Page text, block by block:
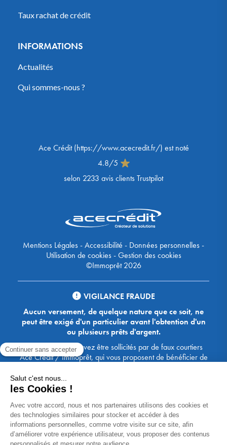
Taux rachat de crédit
INFORMATIONS
Actualités
Qui sommes-nous ?
Ace Crédit(https://www.acecredit.fr/) est noté
4.8/5
selon 2233 avis clients Trustpilot
Mentions Légales-Accessibilité - Données personnelles-
Utilisation de cookies-Gestion des cookies
©Immoprêt 2026
VIGILANCE FRAUDE
Aucun versement, de quelque nature que ce soit, ne
peut être exigé d'un particulier avant l'obtention d'un
ou plusieurs prêts d'argent.
Attention, vous pouvez être sollicités par de faux courtiers
Ace Crédit / Immoprêt, qui vous proposent de bénéficier de
des fonds, des coordonnées bancaires, etc. Soyez vigilants :
Immoprêt ne demande jamais à ses clients de virer sur ses
des honoraires des agences. Les courtiers Ace Crédit /
Immoprêt vous écrivent toujours d'une adresse mail
xxxx@acecredit.fr ou xxxx@immopret.fr.